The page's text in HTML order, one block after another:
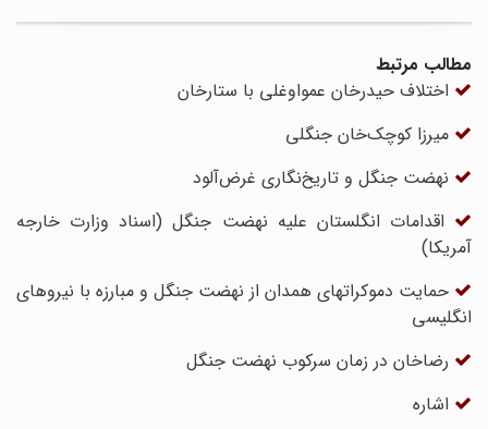
مطالب مرتبط
اختلاف حیدرخان عمواوغلی با ستارخان
میرزا کوچک‌خان جنگلی
نهضت جنگل و تاریخ‌نگاری غرض‌آلود
اقدامات انگلستان علیه نهضت جنگل (اسناد وزارت خارجه
آمریکا)
حمایت دموکراتهای همدان از نهضت جنگل و مبارزه با نیروهای
انگلیسی
رضاخان در زمان سرکوب نهضت جنگل
اشاره